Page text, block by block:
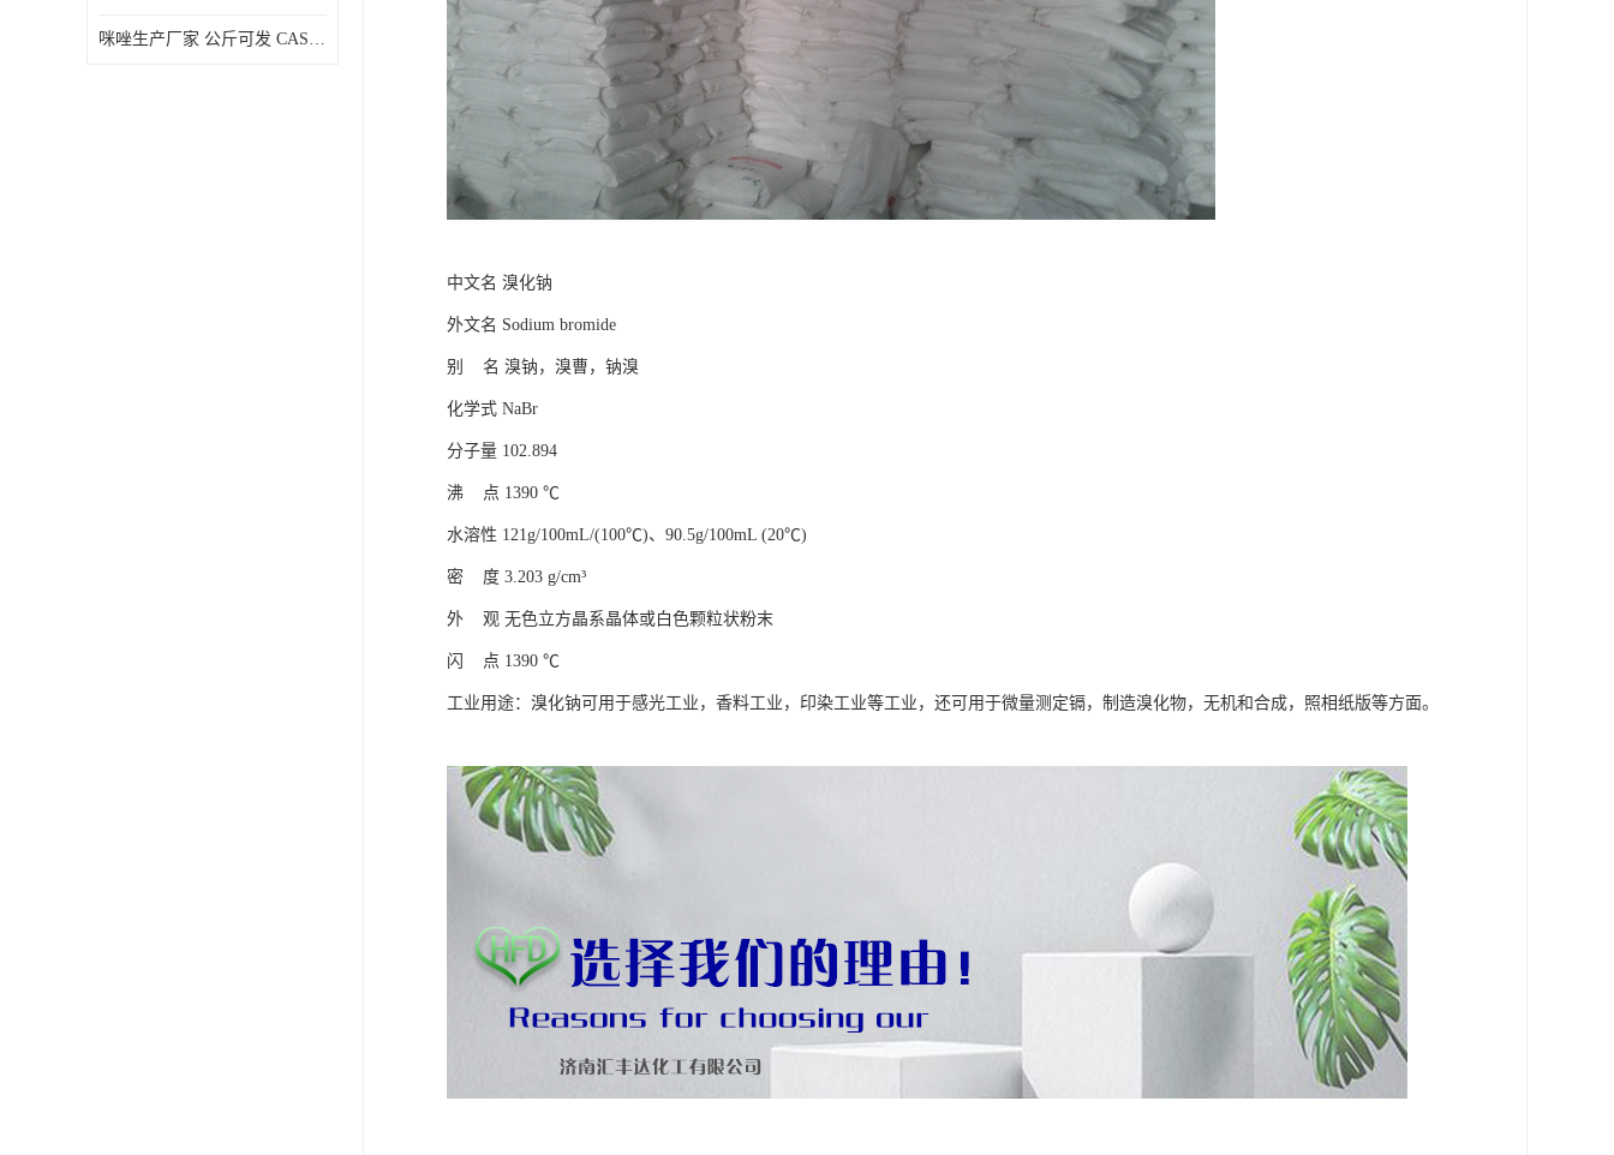
咪唑生产厂家 公斤可发 CAS:288-32-4
中文名 溴化钠
外文名 Sodium bromide
别 名 溴钠，溴曹，钠溴
化学式 NaBr
分子量 102.894
沸 点 1390 ℃
水溶性 121g/100mL/(100℃)、90.5g/100mL (20℃)
密 度 3.203 g/cm³
外 观 无色立方晶系晶体或白色颗粒状粉末
闪 点 1390 ℃
工业用途：溴化钠可用于感光工业，香料工业，印染工业等工业，还可用于微量测定镉，制造溴化物，无机和合成，照相纸版等方面。